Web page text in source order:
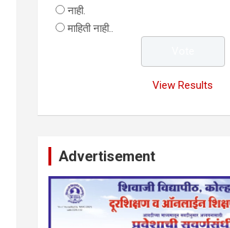
नाही.
माहिती नाही..
View Results
Advertisement